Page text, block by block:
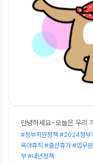
안녕하세요~오늘은 우리
#정부지원정책 #2024정
육아휴직 #출산휴가 #업무
부 #내년정책